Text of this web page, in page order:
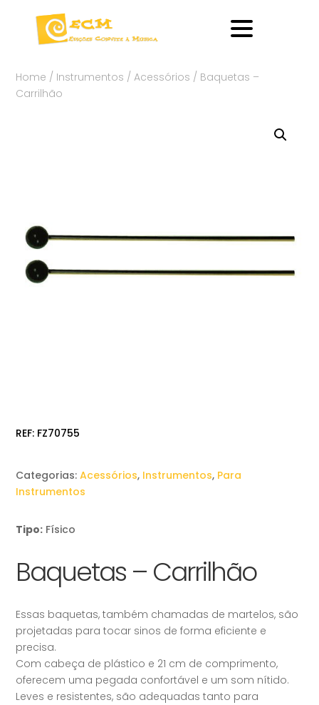
Home / Instrumentos /Acessórios / Baquetas –
Carrilhão
REF: FZ70755
Categorias:Acessórios, Instrumentos, Para
Instrumentos
Tipo: Físico
Baquetas – Carrilhão
Essas baquetas, também chamadas de martelos, são
projetadas para tocar sinos de forma eficiente e
precisa.
Com cabeça de plástico e 21 cm de comprimento,
oferecem uma pegada confortável e um som nítido.
Leves e resistentes, são adequadas tanto para